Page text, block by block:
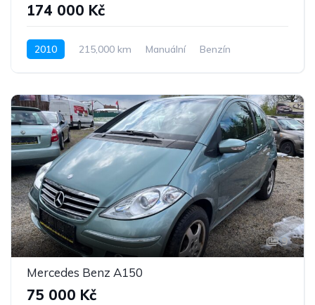
174 000 Kč
2010 215,000 km Manuální
Benzín
9
Mercedes Benz A150
75 000 Kč